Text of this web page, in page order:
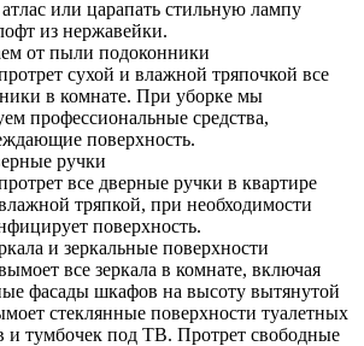
или царапать стильную лампу
из нержавейки.
от пыли подоконники
сухой и влажной тряпочкой все
в комнате. При уборке мы
профессиональные средства,
поверхность.
ручки
все дверные ручки в квартире
тряпкой, при необходимости
поверхность.
и зеркальные поверхности
все зеркала в комнате, включая
фасады шкафов на высоту вытянутой
стеклянные поверхности туалетных
и тумбочек под ТВ. Протрет свободные